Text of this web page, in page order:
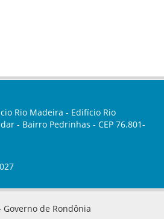
Rio Madeira - Edifício Rio
- Bairro Pedrinhas - CEP 76.801-
de Rondônia